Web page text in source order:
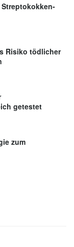
Risiko tödlicher
getestet
zum